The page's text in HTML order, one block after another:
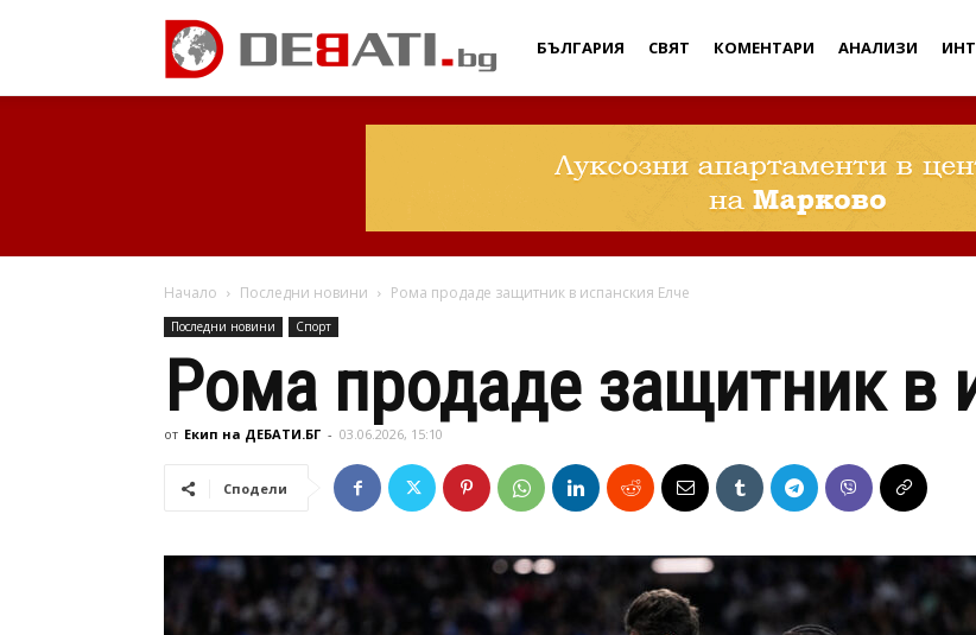
Дебати
БЪЛГАРИЯ СВЯТ КОМЕНТАРИ АНАЛИЗИ
Начало Последни новини Рома продаде защитник в испанския Елче
Последни новини Спорт
Рома продаде защитник в
от Екип на ДЕБАТИ.БГ - 03.06.2026, 15:10
Сподели